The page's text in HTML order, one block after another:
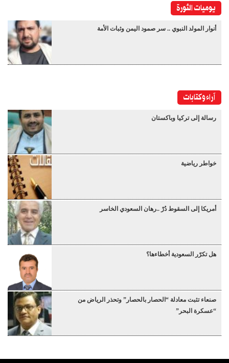
يوميات الثورة
أنوار المولد النبوي .. سر صمود اليمن وثبات الأمة
آراء وكتابات
رسالة إلى تركيا وباكستان
خواطر رياضية
أمريكا إلى السقوط دُرْ ..رهان السعودي الخاسر
هل تكرّر السعودية أخطاءها؟
صنعاء تثبت معادلة “الحصار بالحصار” وتحذر الرياض من
“عسكرة البحر”